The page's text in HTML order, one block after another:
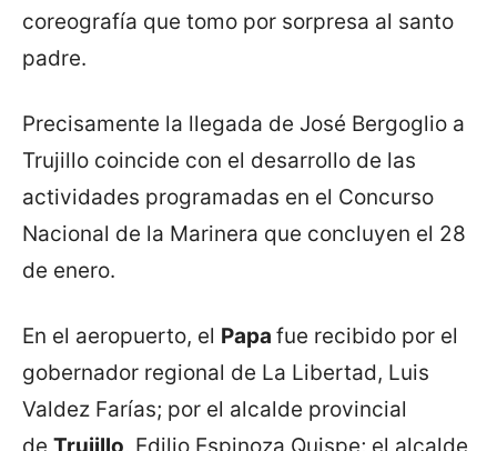
coreografía que tomo por sorpresa al santo
padre.
Precisamente la llegada de José Bergoglio a
Trujillo coincide con el desarrollo de las
actividades programadas en el Concurso
Nacional de la Marinera que concluyen el 28
de enero.
En el aeropuerto, el Papa fue recibido por el
gobernador regional de La Libertad, Luis
Valdez Farías; por el alcalde provincial